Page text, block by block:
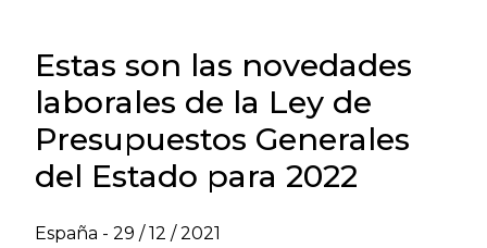
Estas son las novedades
laborales de la Ley de
Presupuestos Generales
del Estado para 2022
España - 29 / 12 / 2021